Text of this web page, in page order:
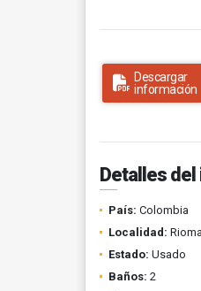
Descargar
información
Detalles
País: Colombia
Localidad:
Estado: Usado
Baños: 2